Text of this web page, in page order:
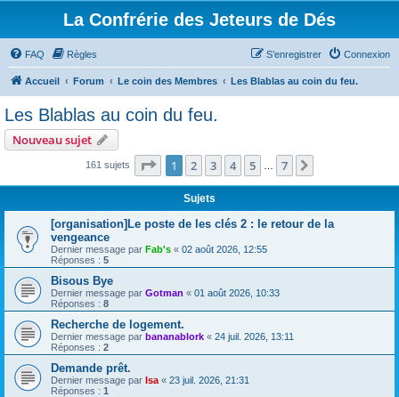
La Confrérie des Jeteurs de Dés
FAQ Règles Connexion
S’enregistrer
Accueil Forum Le coin des Membres Les Blablas au coin du feu.
Les Blablas au coin du feu.
Nouveau sujet
161 sujets Page 1sur7
1 2 3 4 5 7
Sujets
[organisation]Le poste de les clés 2 : le retour de la
vengeance
Dernier message par Fab's « 02 août 2026, 12:55
Réponses : 5
Bisous Bye
Dernier message par Gotman « 01 août 2026, 10:33
Réponses : 8
Recherche de logement.
Dernier message par bananablork « 24 juil. 2026, 13:11
Réponses : 2
Demande prêt.
Dernier message par Isa « 23 juil. 2026, 21:31
Réponses : 1